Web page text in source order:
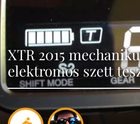
XTR 2015
elektromos szett